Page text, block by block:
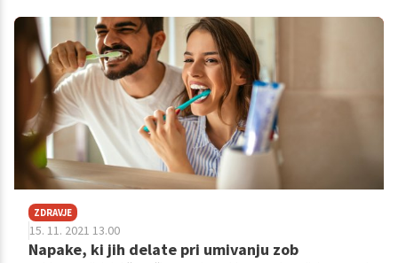
ustni votlini, zelo neprijeten simptom, ki pa se razlikuje glede na
stanje, ki je v ustni votlini prisotno. Bolečino čutimo zaradi
reakcije živca, ki se nahaja v korenini zoba in je odvisna od tipa
in stopnje dražljaja.
ZDRAVJE
15. 11. 2021 13.00
Napake, ki jih delate pri umivanju zob